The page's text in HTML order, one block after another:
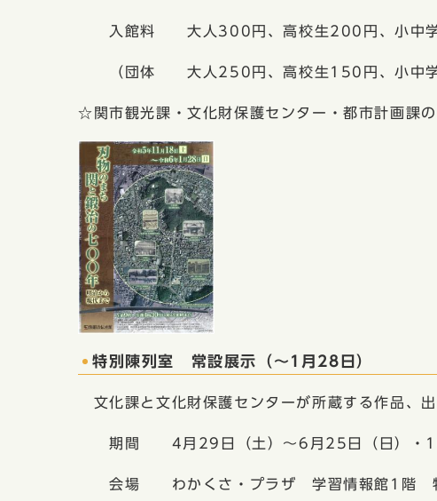
入館料 大人300円、高校生200円、小中
（団体 大人250円、高校生150円、小中学
☆関市観光課・文化財保護センター・都市計画課の
特別陳列室 常設展示（〜1月28日）
文化課と文化財保護センターが所蔵する作品、出
期間 4月29日（土）～6月25日（日）・10
会場 わかくさ・プラザ 学習情報館1階 特